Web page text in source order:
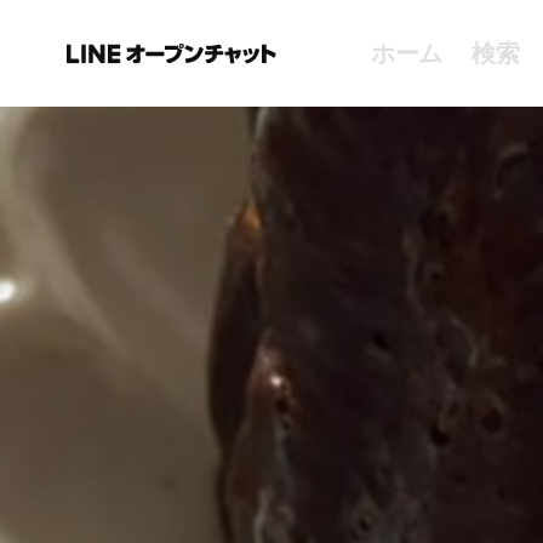
ホーム 検索